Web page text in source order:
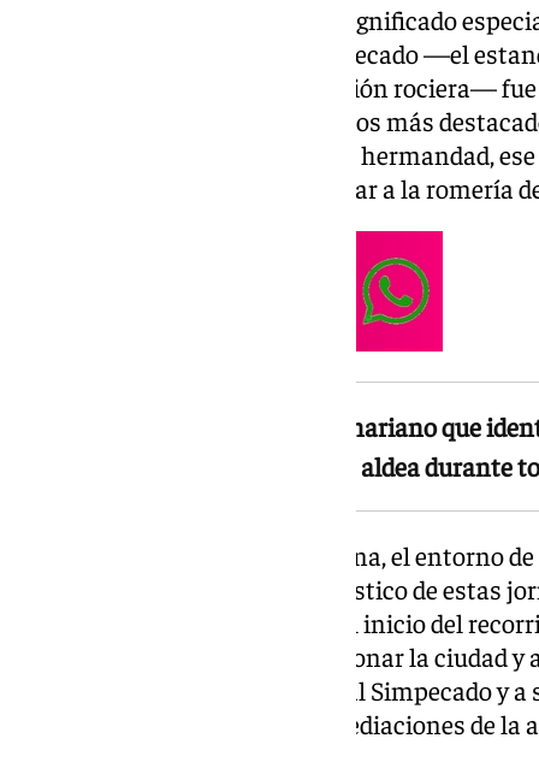
La salida de este año tiene un significado
apenas unas semanas, su Simpecado —el
peregrinación de cada corporación rociera—
Glorias de Sevilla, uno de los actos más
capital. Para los miembros de la hermandad,
componente de orgullo particular a la romería
El Simpecado es el estandarte mariano que
y que preside el camino hacia la aldea durante
Desde primera hora de la mañana, el entorno
Ávila acogió el bullicio característico de estas
carriolas y caballos marcaron el inicio del
calles del barrio antes de abandonar la ciudad
durante varios días, conducirá al Simpecado y
del Coto de Doñana, en las inmediaciones de la